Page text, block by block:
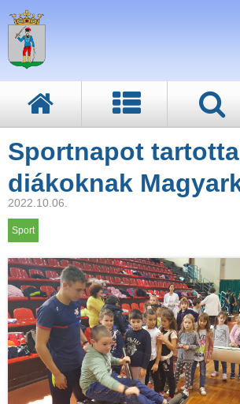
Sportnapot
diákoknak
2022.10.06.
Sport